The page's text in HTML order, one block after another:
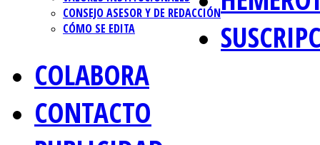
CONSEJO ASESOR Y DE REDACCIÓN
CÓMO SE EDITA
COLABORA
CONTACTO